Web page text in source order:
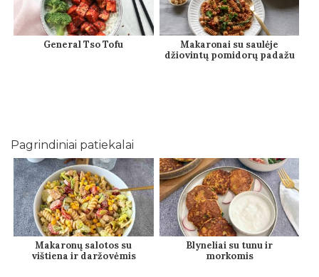
General Tso Tofu
Makaronai su saulėje
džiovintų pomidorų padažu
Pagrindiniai patiekalai
Makaronų salotos su
vištiena ir daržovėmis
Blyneliai su tunu ir
morkomis